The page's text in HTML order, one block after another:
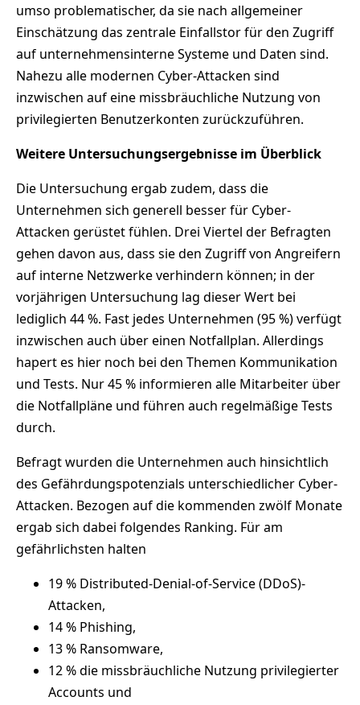
umso problematischer, da sie nach allgemeiner
Einschätzung das zentrale Einfallstor für den Zugriff
auf unternehmensinterne Systeme und Daten sind.
Nahezu alle modernen Cyber-Attacken sind
inzwischen auf eine missbräuchliche Nutzung von
privilegierten Benutzerkonten zurückzuführen.
Weitere Untersuchungsergebnisse im Überblick
Die Untersuchung ergab zudem, dass die
Unternehmen sich generell besser für Cyber-
Attacken gerüstet fühlen. Drei Viertel der Befragten
gehen davon aus, dass sie den Zugriff von Angreifern
auf interne Netzwerke verhindern können; in der
vorjährigen Untersuchung lag dieser Wert bei
lediglich 44 %. Fast jedes Unternehmen (95 %) verfügt
inzwischen auch über einen Notfallplan. Allerdings
hapert es hier noch bei den Themen Kommunikation
und Tests. Nur 45 % informieren alle Mitarbeiter über
die Notfallpläne und führen auch regelmäßige Tests
durch.
Befragt wurden die Unternehmen auch hinsichtlich
des Gefährdungspotenzials unterschiedlicher Cyber-
Attacken. Bezogen auf die kommenden zwölf Monate
ergab sich dabei folgendes Ranking. Für am
gefährlichsten halten
19 % Distributed-Denial-of-Service (DDoS)-
Attacken,
14 % Phishing,
13 % Ransomware,
12 % die missbräuchliche Nutzung privilegierter
Accounts und